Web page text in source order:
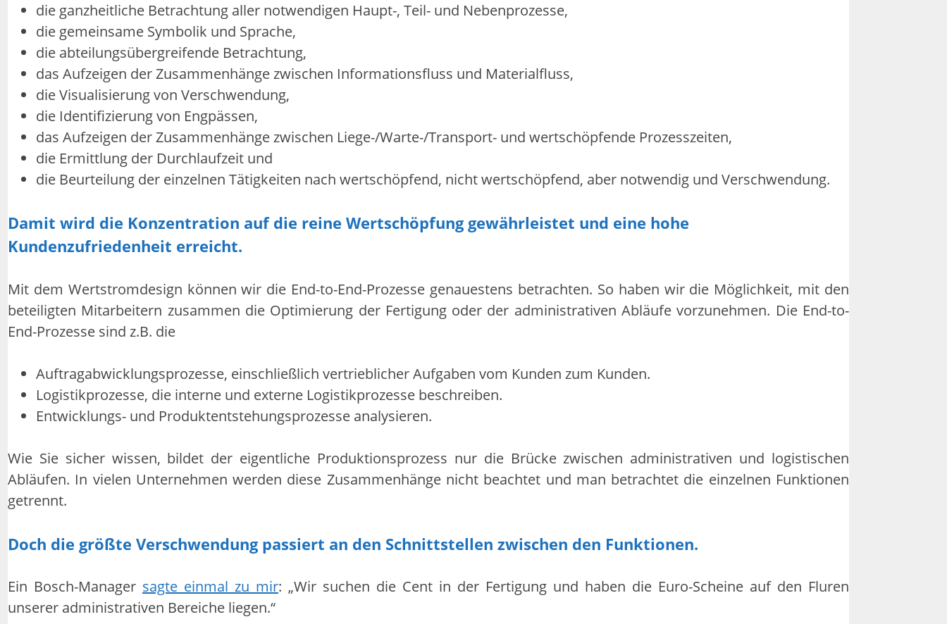
die ganzheitliche Betrachtung aller notwendigen Haupt-, Teil- und Nebenprozesse,
die gemeinsame Symbolik und Sprache,
die abteilungsübergreifende Betrachtung,
das Aufzeigen der Zusammenhänge zwischen Informationsfluss und Materialfluss,
die Visualisierung von Verschwendung,
die Identifizierung von Engpässen,
das Aufzeigen der Zusammenhänge zwischen Liege-/Warte-/Transport- und wertschöpfende Prozesszeiten,
die Ermittlung der Durchlaufzeit und
die Beurteilung der einzelnen Tätigkeiten nach wertschöpfend, nicht wertschöpfend, aber notwendig und Verschwendung.
Damit wird die Konzentration auf die reine Wertschöpfung gewährleistet und eine hohe
Kundenzufriedenheit erreicht.
Mit dem Wertstromdesign können wir die End-to-End-Prozesse genauestens betrachten. So haben wir die Möglichkeit, mit den
beteiligten Mitarbeitern zusammen die Optimierung der Fertigung oder der administrativen Abläufe vorzunehmen. Die End-to-
End-Prozesse sind z.B. die
Auftragabwicklungsprozesse, einschließlich vertrieblicher Aufgaben vom Kunden zum Kunden.
Logistikprozesse, die interne und externe Logistikprozesse beschreiben.
Entwicklungs- und Produktentstehungsprozesse analysieren.
Wie Sie sicher wissen, bildet der eigentliche Produktionsprozess nur die Brücke zwischen administrativen und logistischen
Abläufen. In vielen Unternehmen werden diese Zusammenhänge nicht beachtet und man betrachtet die einzelnen Funktionen
getrennt.
Doch die größte Verschwendung passiert an den Schnittstellen zwischen den Funktionen.
Ein Bosch-Manager sagte einmal zu mir: „Wir suchen die Cent in der Fertigung und haben die Euro-Scheine auf den Fluren
unserer administrativen Bereiche liegen.“